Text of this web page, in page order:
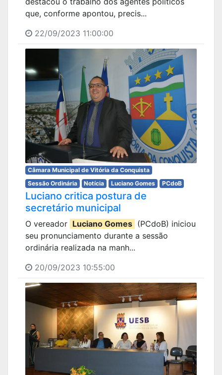
que, conforme apontou, precis...
22/09/2023 11:00:00
Câmara Municipal de Vitória da Conquista
Sessão Ordinária
Notícia Luciano Gomes PCdoB
Luciano critica postura de
secretário municipal
O vereador Luciano Gomes (PCdoB) iniciou
seu pronunciamento durante a sessão
ordinária realizada na manh...
20/09/2023 10:55:00